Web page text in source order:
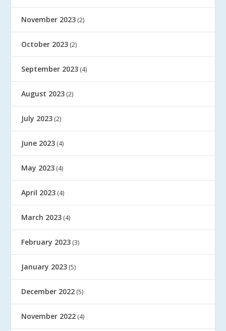
November 2023 (2)
October 2023 (2)
September 2023 (4)
August 2023 (2)
July 2023 (2)
June 2023 (4)
May 2023 (4)
April 2023 (4)
March 2023 (4)
February 2023 (3)
January 2023 (5)
December 2022 (5)
November 2022 (4)